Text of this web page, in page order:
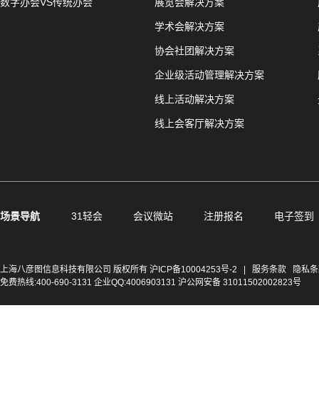
学术会解决方案
协会社团解决方案
企业级活动管理解决方案
线上活动解决方案
线上会客厅解决方案
场景导航 31轻会 会议微站 注册报名 电子签到
上海八彦图信息科技有限公司 版权所有 沪ICP备10004253号-2 服务条款
隐私
免费热线:400-690-3131 企业QQ:4006903131 沪公网安备 31011502002823号